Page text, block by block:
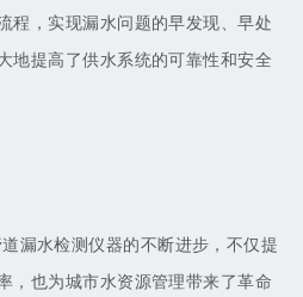
程，实现漏水问题的早发现、早处
地提高了供水系统的可靠性和安全
水检测仪器的不断进步，不仅提
，也为城市水资源管理带来了革命